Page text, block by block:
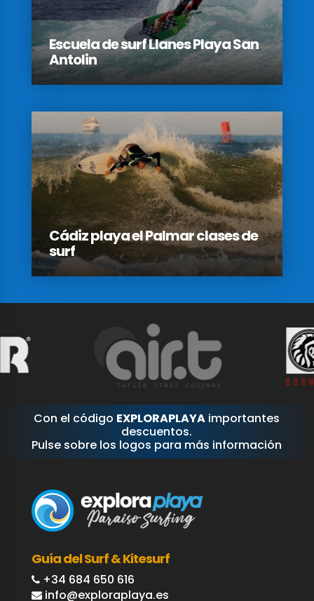
Escuela de surf Llanes Playa San
Antolin
Cádiz playa el Palmar clases de
surf
Con el código EXPLORAPLAYA importantes
descuentos.
Pulse sobre los logos para más información
Guía del Surf & Kitesurf
+34 684 650 616
info@exploraplaya.es